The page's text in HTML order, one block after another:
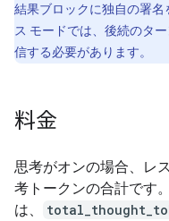
結果ブロックに独自の署
ス モードでは、後続のタ
信する必要があります。
料金
思考がオンの場合、レ
考トークンの合計です
は、